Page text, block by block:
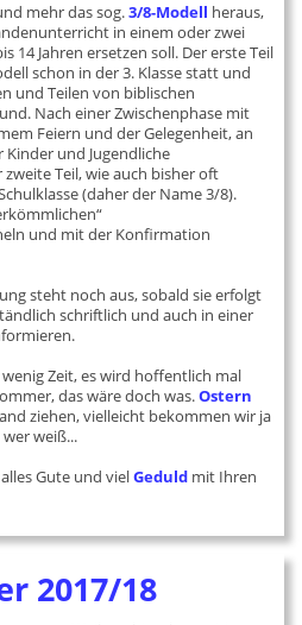
mehr das sog.3/8-Modell heraus,
in einem oder zwei
14 Jahren ersetzen soll. Der erste Teil
schon in der 3. Klasse statt und
und Teilen von biblischen
Nach einer Zwischenphase mit
Feiern und der Gelegenheit, an
und Jugendliche
Teil, wie auch bisher oft
(daher der Name 3/8).
und mit der Konfirmation
steht noch aus, sobald sie erfolgt
schriftlich und auch in einer
Zeit, es wird hoffentlich mal
das wäre doch was.Ostern
ziehen, vielleicht bekommen wir ja
weiß...
Gute und vielGeduld mit Ihren
2017/18